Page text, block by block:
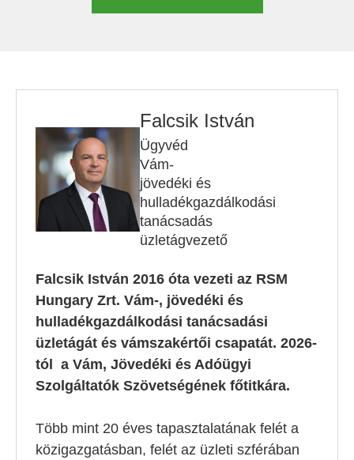
Falcsik István
Ügyvéd
Vám-
jövedéki és
hulladékgazdálkodási
tanácsadás
üzletágvezető
Falcsik István 2016 óta vezeti az RSM
Hungary Zrt. Vám-, jövedéki és
hulladékgazdálkodási tanácsadási
üzletágát és vámszakértői csapatát. 2026-
tól a Vám, Jövedéki és Adóügyi
Szolgáltatók Szövetségének főtitkára.
Több mint 20 éves tapasztalatának felét a
közigazgatásban, felét az üzleti szférában